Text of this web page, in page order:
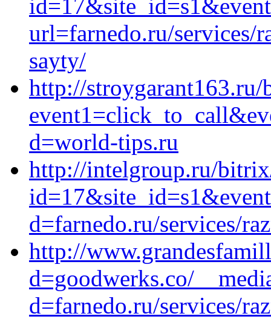
url=farnedo.ru/services/
sayty/
http://
d=world-tips.ru
http://intelgroup.ru/
d=farnedo.ru/services/
http://
d=goodwerks.co/
d=farnedo.ru/services/